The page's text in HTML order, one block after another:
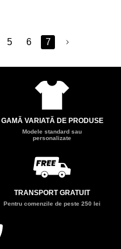
5 6 7
GAMĂ VARIATĂ DE PRODUSE
Modele standard sau
personalizate
TRANSPORT GRATUIT
Pentru comenzile de peste 250 lei